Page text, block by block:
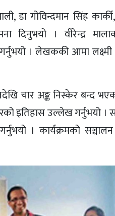
डा गोविन्दमान सिंह
दिनुभयो । वीरेन्द्र
। लेखककी आमा लक्ष्मी
चार अङ्क निस्केर बन्द
इतिहास उल्लेख गर्नुभयो ।
। कार्यक्रमको